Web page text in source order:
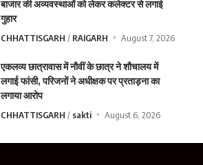
बाजार की अव्यवस्थाओं को लेकर कलेक्टर से लगाई
गुहार
CHHATTISGARH RAIGARH August 7, 2026
एकलव्य छात्रावास में नौवीं के छात्र ने शौचालय में
लगाई फांसी, परिजनों ने अधीक्षक पर प्रताड़ना का
लगाया आरोप
CHHATTISGARH sakti August 6, 2026